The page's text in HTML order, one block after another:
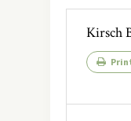
Kirsch